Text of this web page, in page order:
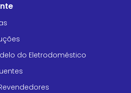
do Eletrodoméstico